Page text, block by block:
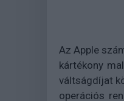
Az Apple
kártékony
váltságdíjat
operációs